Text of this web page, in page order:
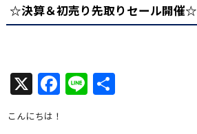
☆決算＆初売り先取りセール開催☆
X Facebook
Line共
こんにちは！